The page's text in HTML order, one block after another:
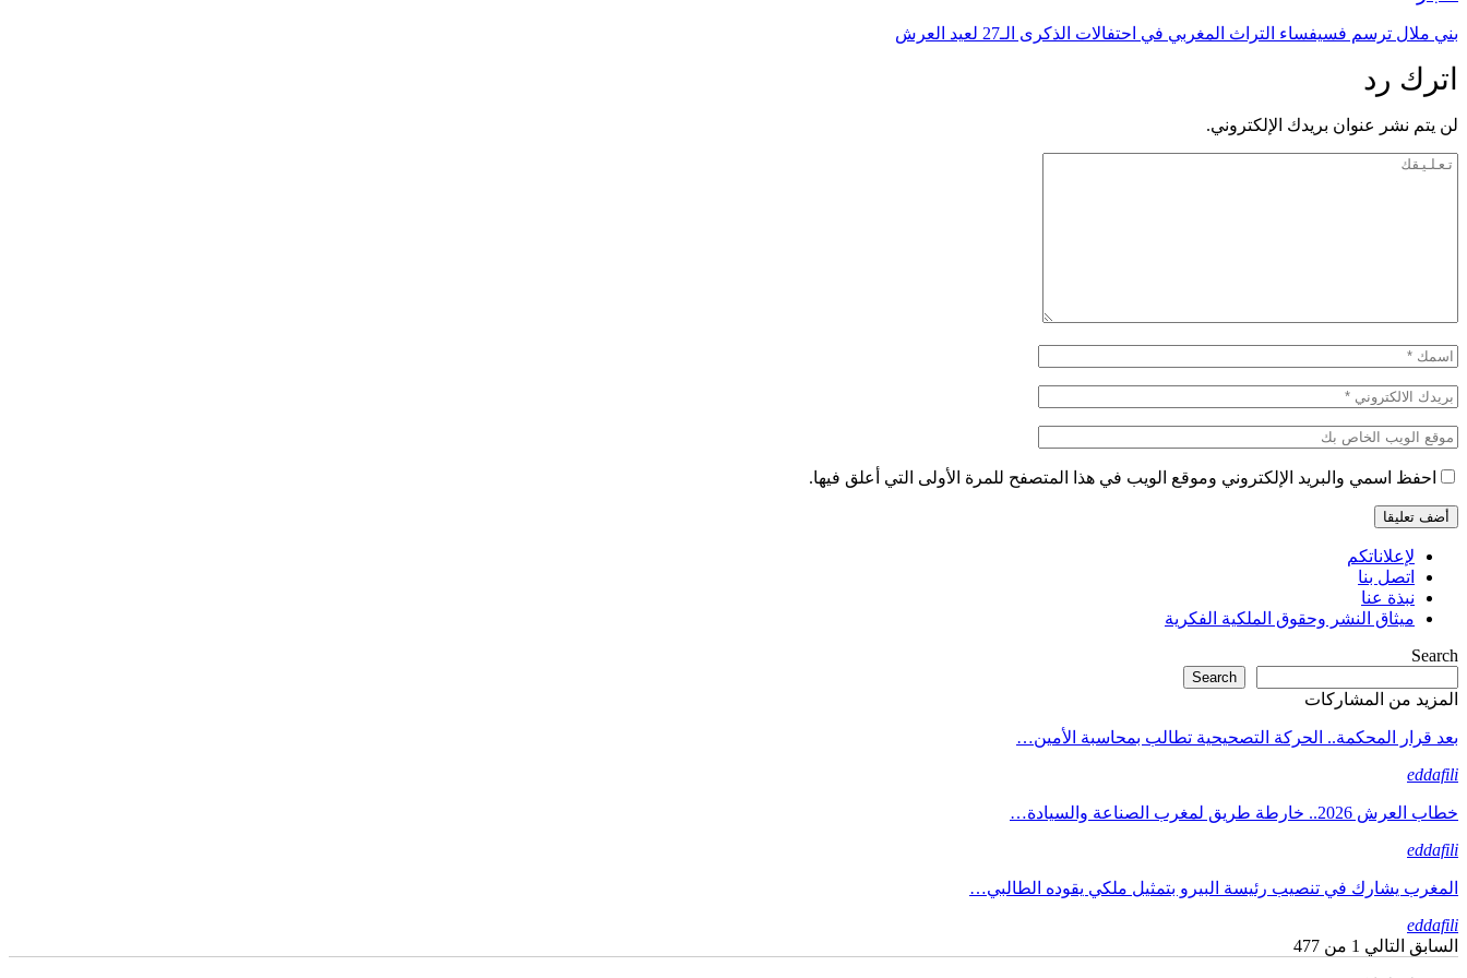
بني ملال ترسم فسيفساء التراث المغربي في احتفالات الذكرى الـ27 لعيد العرش
اترك رد
لن يتم نشر عنوان بريدك الإلكتروني.
احفظ اسمي والبريد الإلكتروني وموقع الويب في هذا المتصفح للمرة الأولى التي أعلق فيها.
لإعلاناتكم
اتصل بنا
نبذة عنا
ميثاق النشر وحقوق الملكية الفكرية
Search
Search
المزيد من المشاركات
بعد قرار المحكمة.. الحركة التصحيحية تطالب بمحاسبة الأمين…
eddafili
خطاب العرش 2026.. خارطة طريق لمغرب الصناعة والسيادة…
eddafili
المغرب يشارك في تنصيب رئيسة البيرو بتمثيل ملكي يقوده الطالبي…
eddafili
السابق التالي 1 من 477